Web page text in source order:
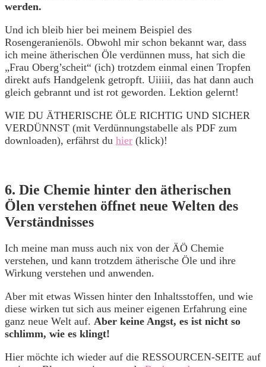
werden.
Und ich bleib hier bei meinem Beispiel des
Rosengeranienöls. Obwohl mir schon bekannt war, dass
ich meine ätherischen Öle verdünnen muss, hat sich die
„Frau Oberg’scheit“ (ich) trotzdem einmal einen Tropfen
direkt aufs Handgelenk getropft. Uiiiii, das hat dann auch
gleich gebrannt und ist rot geworden. Lektion gelernt!
WIE DU ÄTHERISCHE ÖLE RICHTIG UND SICHER
VERDÜNNST (mit Verdünnungstabelle als PDF zum
downloaden), erfährst du hier (klick)!
6. Die Chemie hinter den ätherischen
Ölen verstehen öffnet neue Welten des
Verständnisses
Ich meine man muss auch nix von der ÄÖ Chemie
verstehen, und kann trotzdem ätherische Öle und ihre
Wirkung verstehen und anwenden.
Aber mit etwas Wissen hinter den Inhaltsstoffen, und wie
diese wirken tut sich aus meiner eigenen Erfahrung eine
ganz neue Welt auf. Aber keine Angst, es ist nicht so
schlimm, wie es klingt!
Hier möchte ich wieder auf die RESSOURCEN-SEITE auf